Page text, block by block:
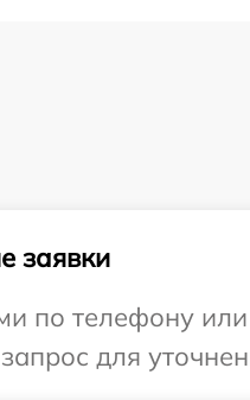
заявки
по телефону
для